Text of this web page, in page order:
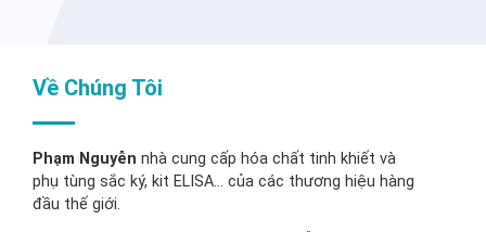
Về Chúng Tôi
Phạm Nguyễn nhà cung cấp hóa chất tinh khiết và
phụ tùng sắc ký, kit ELISA… của các thương hiệu hàng
đầu thế giới.